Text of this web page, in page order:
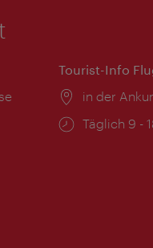
Tourist-Info
Ort:
in der
Täglich 9 -